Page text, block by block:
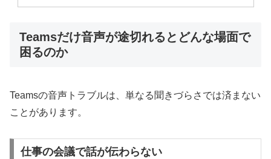
Teamsだけ音声が途切れるとどんな場面で
困るのか
Teamsの音声トラブルは、単なる聞きづらさでは済まない
ことがあります。
仕事の会議で話が伝わらない